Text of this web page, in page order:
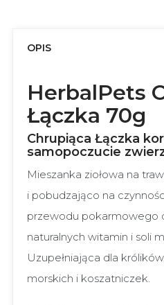
OPIS
HerbalPets
Łączka 70g
Chrupiąca Łączka
samopoczucie
Mieszanka ziołowa na
i pobudzająco na
przewodu pokarmowego
naturalnych witamin i soli
Uzupełniająca dla
morskich i koszatniczek.